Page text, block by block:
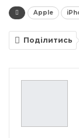
Apple
Поділитись